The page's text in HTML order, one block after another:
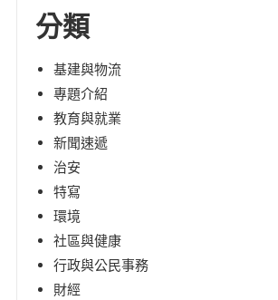
分類
基建與物流
專題介紹
教育與就業
新聞速遞
治安
特寫
環境
社區與健康
行政與公民事務
財經